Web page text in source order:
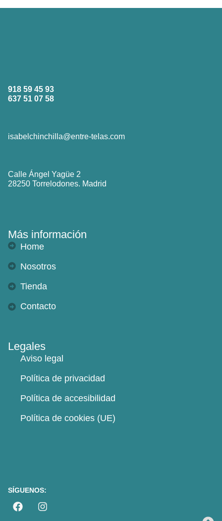
918 59 45 93
637 51 07 58
isabelchinchilla@entre-telas.com
Calle Ángel Yagüe 2
28250 Torrelodones. Madrid
Más información
Home
Nosotros
Tienda
Contacto
Legales
Aviso legal
Política de privacidad
Política de accesibilidad
Política de cookies (UE)
SÍGUENOS: